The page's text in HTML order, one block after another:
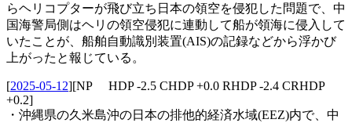
らヘリコプターが飛び立ち日本の領空を侵犯した問題で、中
国海警局側はヘリの領空侵犯に連動して船が領海に侵入して
いたことが、船舶自動識別装置(AIS)の記録などから浮かび
上がったと報じている。
[2025-05-12][NP HDP -2.5 CHDP +0.0 RHDP -2.4 CRHDP
+0.2]
・沖縄県の久米島沖の日本の排他的経済水域(EEZ)内で、中